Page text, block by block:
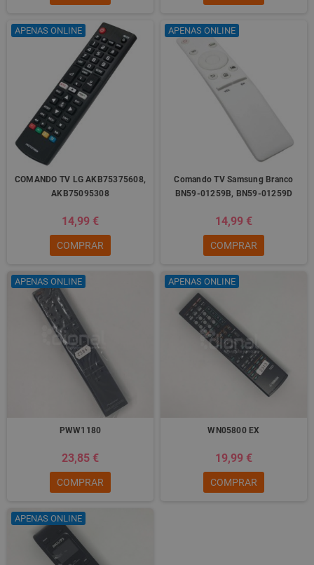
APENAS ONLINE
COMANDO TV LG AKB75375608,
AKB75095308
14,99 €
COMPRAR
APENAS ONLINE
Comando TV Samsung Branco
BN59-01259B, BN59-01259D
14,99 €
COMPRAR
APENAS ONLINE
PWW1180
23,85 €
COMPRAR
APENAS ONLINE
WN05800 EX
19,99 €
COMPRAR
APENAS ONLINE